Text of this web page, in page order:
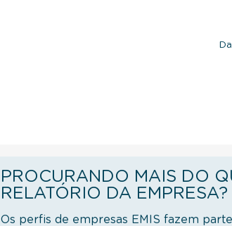
PROCURANDO MAIS DO
RELATÓRIO DA EMPRESA?
Os perfis de empresas EMIS fazem